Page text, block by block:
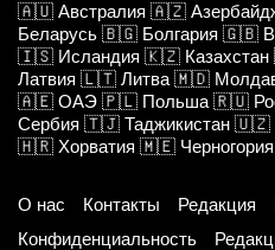
🇦🇺 Австралия 🇦🇿
Беларусь 🇧🇬 Болгария 🇬🇧
🇮🇸 Исландия 🇰🇿 Казахстан
Латвия 🇱🇹 Литва 🇲🇩
🇦🇪 ОАЭ 🇵🇱 Польша 🇷🇺
Сербия 🇹🇯 Таджикистан 🇺🇿
🇭🇷 Хорватия 🇲🇪 Черногория
О нас Контакты Редакция
Конфиденциальность